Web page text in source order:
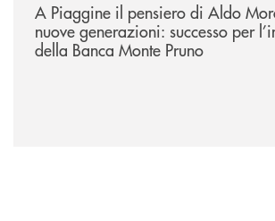
A Piaggine il pensiero di Aldo
nuove generazioni: successo per
della Banca Monte Pruno